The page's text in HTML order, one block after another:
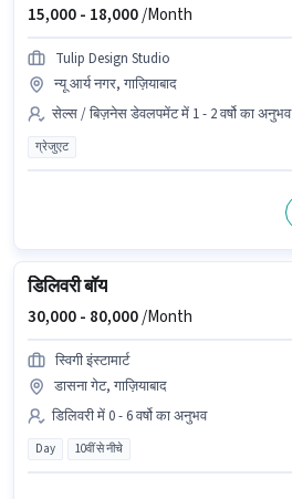
15,000 - 18,000/Month
Tulip Design Studio
न्यू आर्य नगर, गाज़ियाबाद
सेल्स / बिज़नेस डेवलपमेंट में 1 - 2 वर्षो का अनुभव
ग्रेजुएट
डिलिवरी बॉय
30,000 - 80,000/Month
स्विगी इंस्टामार्ट
डासना गेट, गाज़ियाबाद
डिलिवरी में 0 - 6 वर्षो का अनुभव
Day 10वीं से नीचे